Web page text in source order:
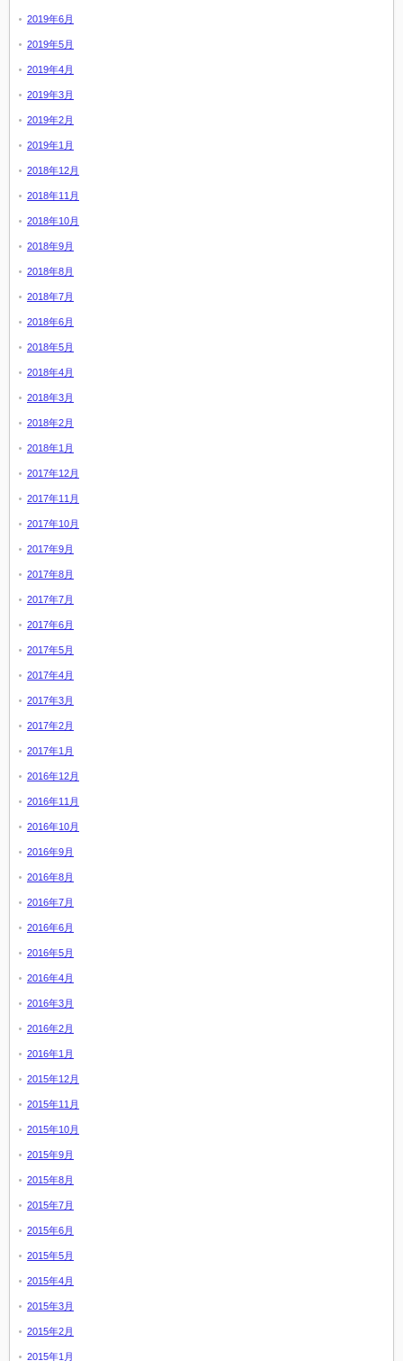
2019年6月
2019年5月
2019年4月
2019年3月
2019年2月
2019年1月
2018年12月
2018年11月
2018年10月
2018年9月
2018年8月
2018年7月
2018年6月
2018年5月
2018年4月
2018年3月
2018年2月
2018年1月
2017年12月
2017年11月
2017年10月
2017年9月
2017年8月
2017年7月
2017年6月
2017年5月
2017年4月
2017年3月
2017年2月
2017年1月
2016年12月
2016年11月
2016年10月
2016年9月
2016年8月
2016年7月
2016年6月
2016年5月
2016年4月
2016年3月
2016年2月
2016年1月
2015年12月
2015年11月
2015年10月
2015年9月
2015年8月
2015年7月
2015年6月
2015年5月
2015年4月
2015年3月
2015年2月
2015年1月